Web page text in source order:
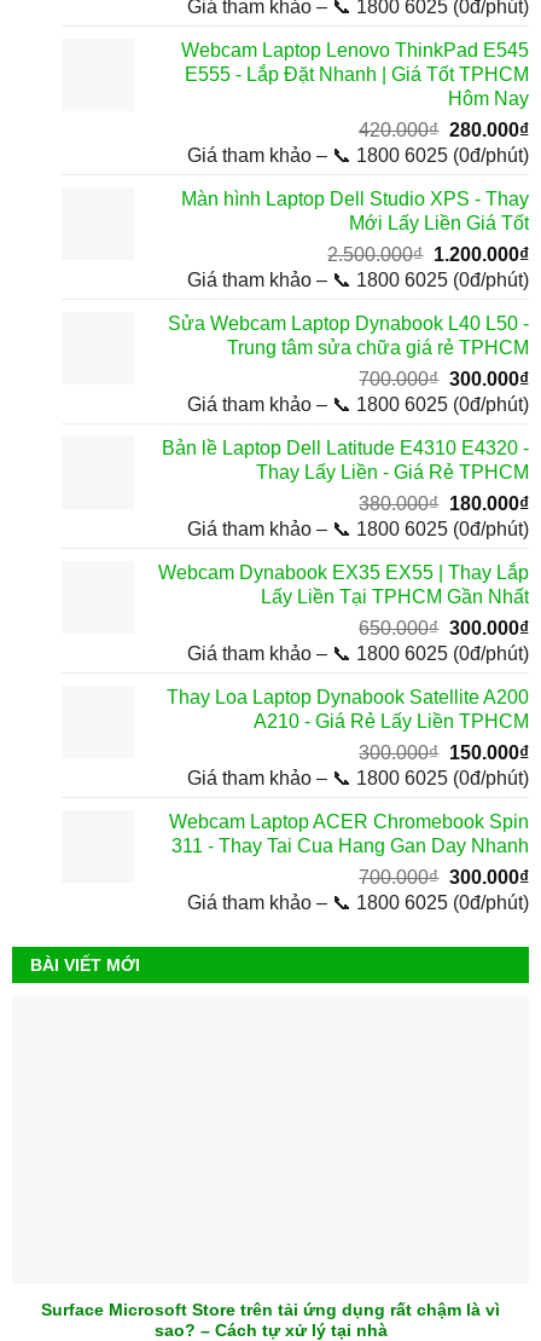
gốc
850.000₫.
Giá tham khảo – 📞 1800 6025 (0đ/phút)
Webcam Laptop Lenovo ThinkPad E545
E555 - Lắp Đặt Nhanh | Giá Tốt TPHCM
Hôm Nay
420.000₫ Giá
gốc
420.000₫.
280.000₫
Giá tham khảo – 📞 1800 6025 (0đ/phút)
Màn hình Laptop Dell Studio XPS - Thay
Mới Lấy Liền Giá Tốt
2.500.000₫ Giá
gốc
2.500.000₫.
1.200.000₫
Giá tham khảo – 📞 1800 6025 (0đ/phút)
Sửa Webcam Laptop Dynabook L40 L50 -
Trung tâm sửa chữa giá rẻ TPHCM
700.000₫ Giá
gốc
700.000₫.
300.000₫
Giá tham khảo – 📞 1800 6025 (0đ/phút)
Bản lề Laptop Dell Latitude E4310 E4320 -
Thay Lấy Liền - Giá Rẻ TPHCM
380.000₫ Giá
gốc
380.000₫.
180.000₫
Giá tham khảo – 📞 1800 6025 (0đ/phút)
Webcam Dynabook EX35 EX55 | Thay Lắp
Lấy Liền Tại TPHCM Gần Nhất
650.000₫ Giá
gốc
650.000₫.
300.000₫
Giá tham khảo – 📞 1800 6025 (0đ/phút)
Thay Loa Laptop Dynabook Satellite A200
A210 - Giá Rẻ Lấy Liền TPHCM
300.000₫ Giá
gốc
300.000₫.
150.000₫
Giá tham khảo – 📞 1800 6025 (0đ/phút)
Webcam Laptop ACER Chromebook Spin
311 - Thay Tai Cua Hang Gan Day Nhanh
700.000₫ Giá
gốc
700.000₫.
300.000₫
Giá tham khảo – 📞 1800 6025 (0đ/phút)
BÀI VIẾT MỚI
Surface Microsoft Store trên tải ứng dụng rất chậm là vì
sao? – Cách tự xử lý tại nhà